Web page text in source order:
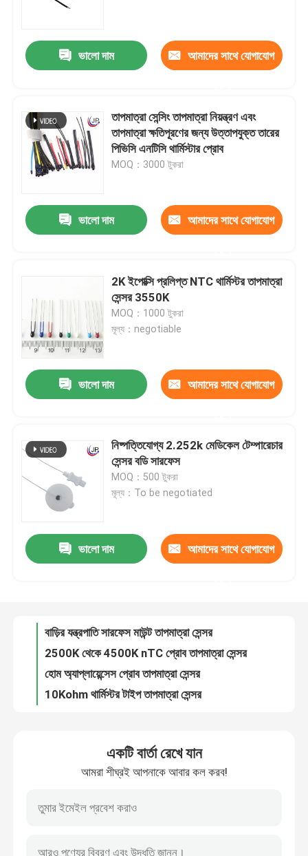
বাড়ি
VR প্রদর্শন
কারখানা ভ্রমণ
মান নিয়ন্ত্রণ
মেডিকেল তাপমাত্রা সেন্সর
সারফেস মাউন্ট তাপমাত্রা সেন্সর
এনটিসি তাপমাত্রা সেন্সর
ভালো দাম আমাদের সাথে যোগাযোগ
তাপমাত্রা সেন্সিং তাপমাত্রা নিয়ন্ত্রণ এবং
তাপমাত্রা ক্ষতিপূরণের জন্য উত্তাপযুক্ত তারের
পিভিসি এনটিসি থার্মিস্টার প্রোব
MOQ：3000 টুকরা
ভালো দাম আমাদের সাথে যোগাযোগ
2K ইপোক্সি প্রলিপ্ত NTC থার্মিস্টর তাপমাত্রা
সেন্সর 3550K
MOQ：1000 টুকরা
মূল্য：negotiable
ভালো দাম আমাদের সাথে যোগাযোগ
নিষ্পত্তিযোগ্য 2.252k মেডিকেল টেম্পারেচার
সেন্সর বডি সারফেস
MOQ：500 টুকরা
মূল্য：To be negotiated
ভালো দাম আমাদের সাথে যোগাযোগ
বাড়ির যন্ত্রপাতি সারফেস মাউন্ট তাপমাত্রা সেন্সর
2500K-4500K এনটিসি থার্মিস্টার এনটিসি থার্মাল চিপ
একটি বার্তা রেখে যান
আমরা শীঘ্রই আপনাকে আবার কল করব!